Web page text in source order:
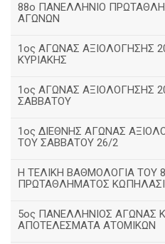
88ο ΠΑΝΕΛΛΗΝΙΟ
ΑΓΩΝΩΝ
1ος ΑΓΩΝΑΣ ΑΞΙΟΛΟΓΗΣΗΣ
ΚΥΡΙΑΚΗΣ
1ος ΑΓΩΝΑΣ ΑΞΙΟΛΟΓΗΣΗΣ
ΣΑΒΒΑΤΟΥ
1ος ΔΙΕΘΝΗΣ ΑΓΩΝΑΣ
ΤΟΥ ΣΑΒΒΑΤΟΥ 26/2
Η ΤΕΛΙΚΗ ΒΑΘΜΟΛΟΓΙΑ ΤΟΥ
ΠΡΩΤΑΘΛΗΜΑΤΟΣ
5ος ΠΑΝΕΛΛΗΝΙΟΣ ΑΓΩΝΑΣ
ΑΠΟΤΕΛΕΣΜΑΤΑ ΑΤΟΜΙΚΩΝ